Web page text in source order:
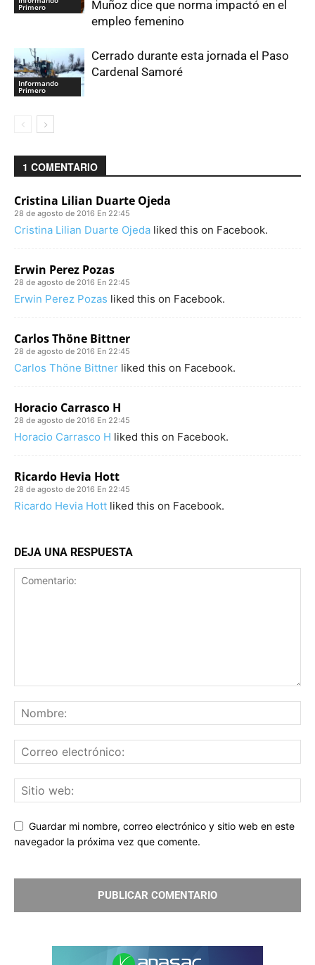
Primero
Muñoz dice que norma impactó en el
empleo femenino
Informando
Primero
Cerrado durante esta jornada el Paso
Cardenal Samoré
1 COMENTARIO
Cristina Lilian Duarte Ojeda
28 de agosto de 2016 En 22:45
Cristina Lilian Duarte Ojeda liked this on Facebook.
Erwin Perez Pozas
28 de agosto de 2016 En 22:45
Erwin Perez Pozas liked this on Facebook.
Carlos Thöne Bittner
28 de agosto de 2016 En 22:45
Carlos Thöne Bittner liked this on Facebook.
Horacio Carrasco H
28 de agosto de 2016 En 22:45
Horacio Carrasco H liked this on Facebook.
Ricardo Hevia Hott
28 de agosto de 2016 En 22:45
Ricardo Hevia Hott liked this on Facebook.
DEJA UNA RESPUESTA
Guardar mi nombre, correo electrónico y sitio web en este
navegador la próxima vez que comente.